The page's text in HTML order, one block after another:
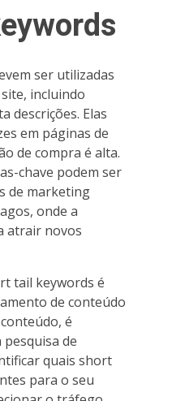
ser utilizadas
incluindo
descrições. Elas
em páginas de
de compra é alta.
chave podem ser
de marketing
onde a
atrair novos
tail keywords é
de conteúdo
é
de
quais short
para o seu